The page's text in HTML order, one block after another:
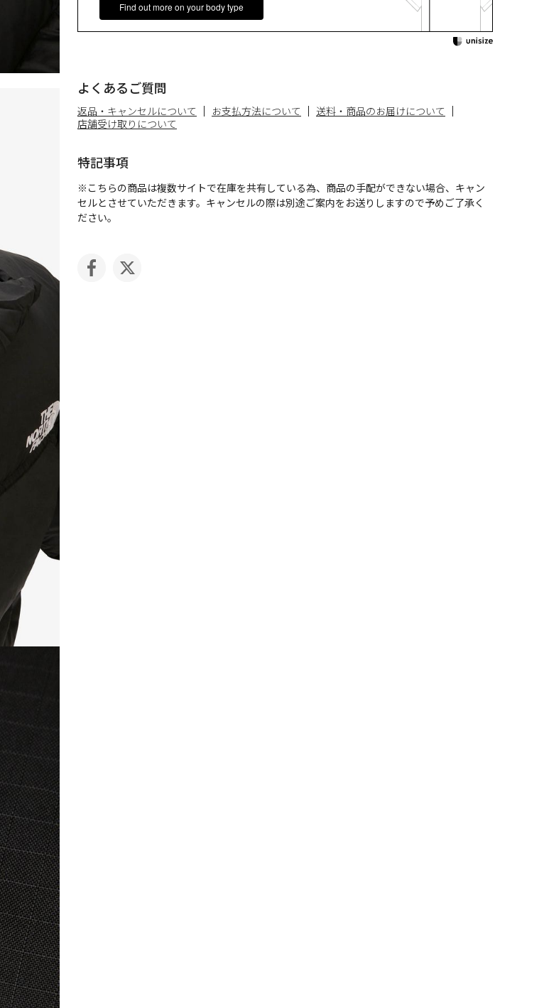
よくあるご質問
返品・キャンセルについて お支払方法について
送料・商品のお届けについて
店舗受け取りについて
特記事項
※こちらの商品は複数サイトで在庫を共有している為、商品の手配ができない場合、キャン
セルとさせていただきます。キャンセルの際は別途ご案内をお送りしますので予めご了承く
ださい。
Find out more on your body type